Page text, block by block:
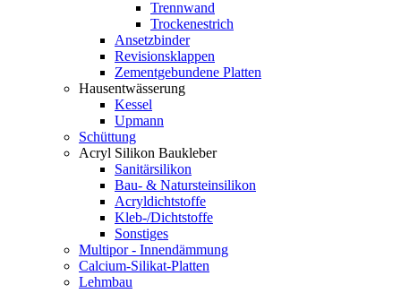
Trennwand
Trockenestrich
Ansetzbinder
Revisionsklappen
Zementgebundene Platten
Hausentwässerung
Kessel
Upmann
Schüttung
Acryl Silikon Baukleber
Sanitärsilikon
Bau- & Natursteinsilikon
Acryldichtstoffe
Kleb-/Dichtstoffe
Sonstiges
Multipor - Innendämmung
Calcium-Silikat-Platten
Lehmbau